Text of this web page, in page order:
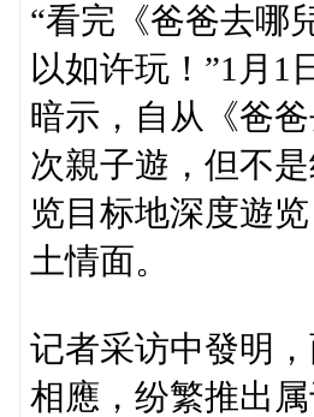
“看完《爸爸去哪
以如许玩！”1月1
暗示，自从《爸
次親子遊，但不
览目标地深度遊
土情面。
记者采访中發明
相應，纷繁推出